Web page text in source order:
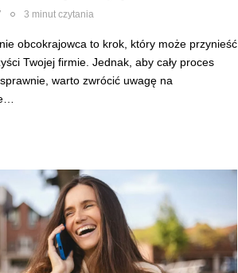
3 minut czytania
obcokrajowca to krok, który może przynieść
Twojej firmie. Jednak, aby cały proces
sprawnie, warto zwrócić uwagę na